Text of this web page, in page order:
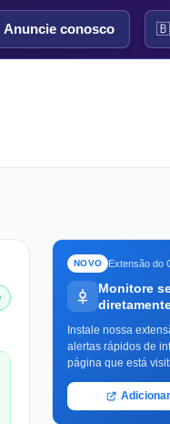
Anuncie conosco
NOVO Extensão do
Monitore
Instale nossa
alertas rápidos de
página que está